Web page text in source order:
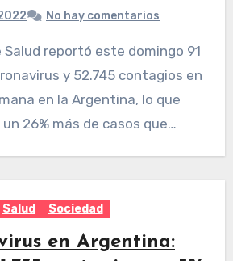
No hay comentarios
y 52.745 contagios en
en la Argentina, lo que
26% más de casos que…
Salud Sociedad
en Argentina: